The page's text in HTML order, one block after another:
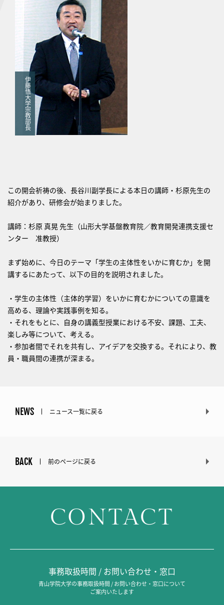
伊
藤
悟
大
学
宗
教
部
長
この開会祈祷の後、長谷川副学長による本日の講師・杉原先生の
紹介があり、研修会が始まりました。
講師：杉原 真晃 先生（山形大学基盤教育院／教育開発連携支援セ
ンター 准教授）
まず始めに、今日のテーマ「学生の主体性をいかに育むか」を開
講するにあたって、以下の目的を説明されました。
・学生の主体性（主体的学習）をいかに育むかについての意識を
高める、理論や実践事例を知る。
・それをもとに、自身の講義型授業における不安、課題、工夫、
楽しみ等について、考える。
・参加者間でそれを共有し、アイデアを交換する。それにより、教
員・職員間の連携が深まる。
NEWS ニュース一覧に戻る
BACK 前のページに戻る
CONTACT
事務取扱時間 / お問い合わせ・窓口
青山学院大学の事務取扱時間 / お問い合わせ・窓口について
ご案内いたします